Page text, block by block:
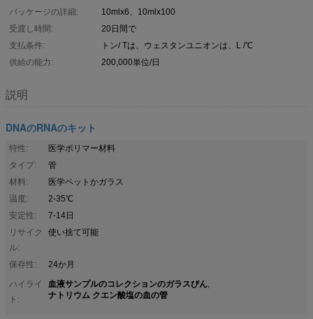
パッケージの詳細:
10mlx6、10mlx100
受渡し時間:
20日間で
支払条件:
トン/ Tは、ウェスタンユニオンは、L /℃
供給の能力:
200,000単位/日
説明
DNAのRNAのキット
特性:
医学ポリマー材料
タイプ:
管
材料:
医学ペットかガラス
温度:
2-35℃
安定性:
7-14日
リサイク
ル:
使い捨て可能
保存性:
24か月
ハイライ
ト:
血液サンプルのコレクションのガラスびん,
ナトリウム クエン酸塩の血の管